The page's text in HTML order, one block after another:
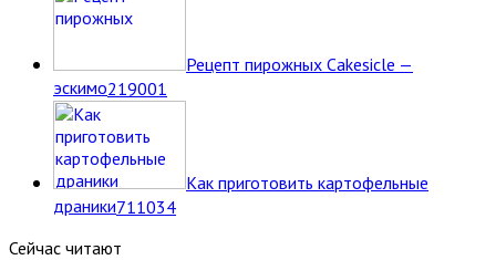
Рецепт пирожных Cakesicle —
эскимо219001
Как приготовить картофельные
драники711034
Сейчас читают